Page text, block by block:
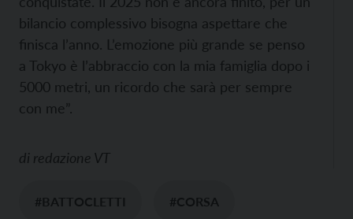
bilancio complessivo bisogna aspettare che
finisca l’anno. L’emozione più grande se penso
a Tokyo è l’abbraccio con la mia famiglia dopo i
5000 metri, un ricordo che sarà per sempre
con me”.
di redazione VT
#BATTOCLETTI #CORSA